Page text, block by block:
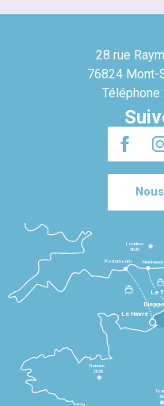
28 rue
76824 Mont-
Téléphone
Le Havre
Dieppe
Le
Rennes
2h30
3h
Londres
3h30
Newhaven
Portsmouth